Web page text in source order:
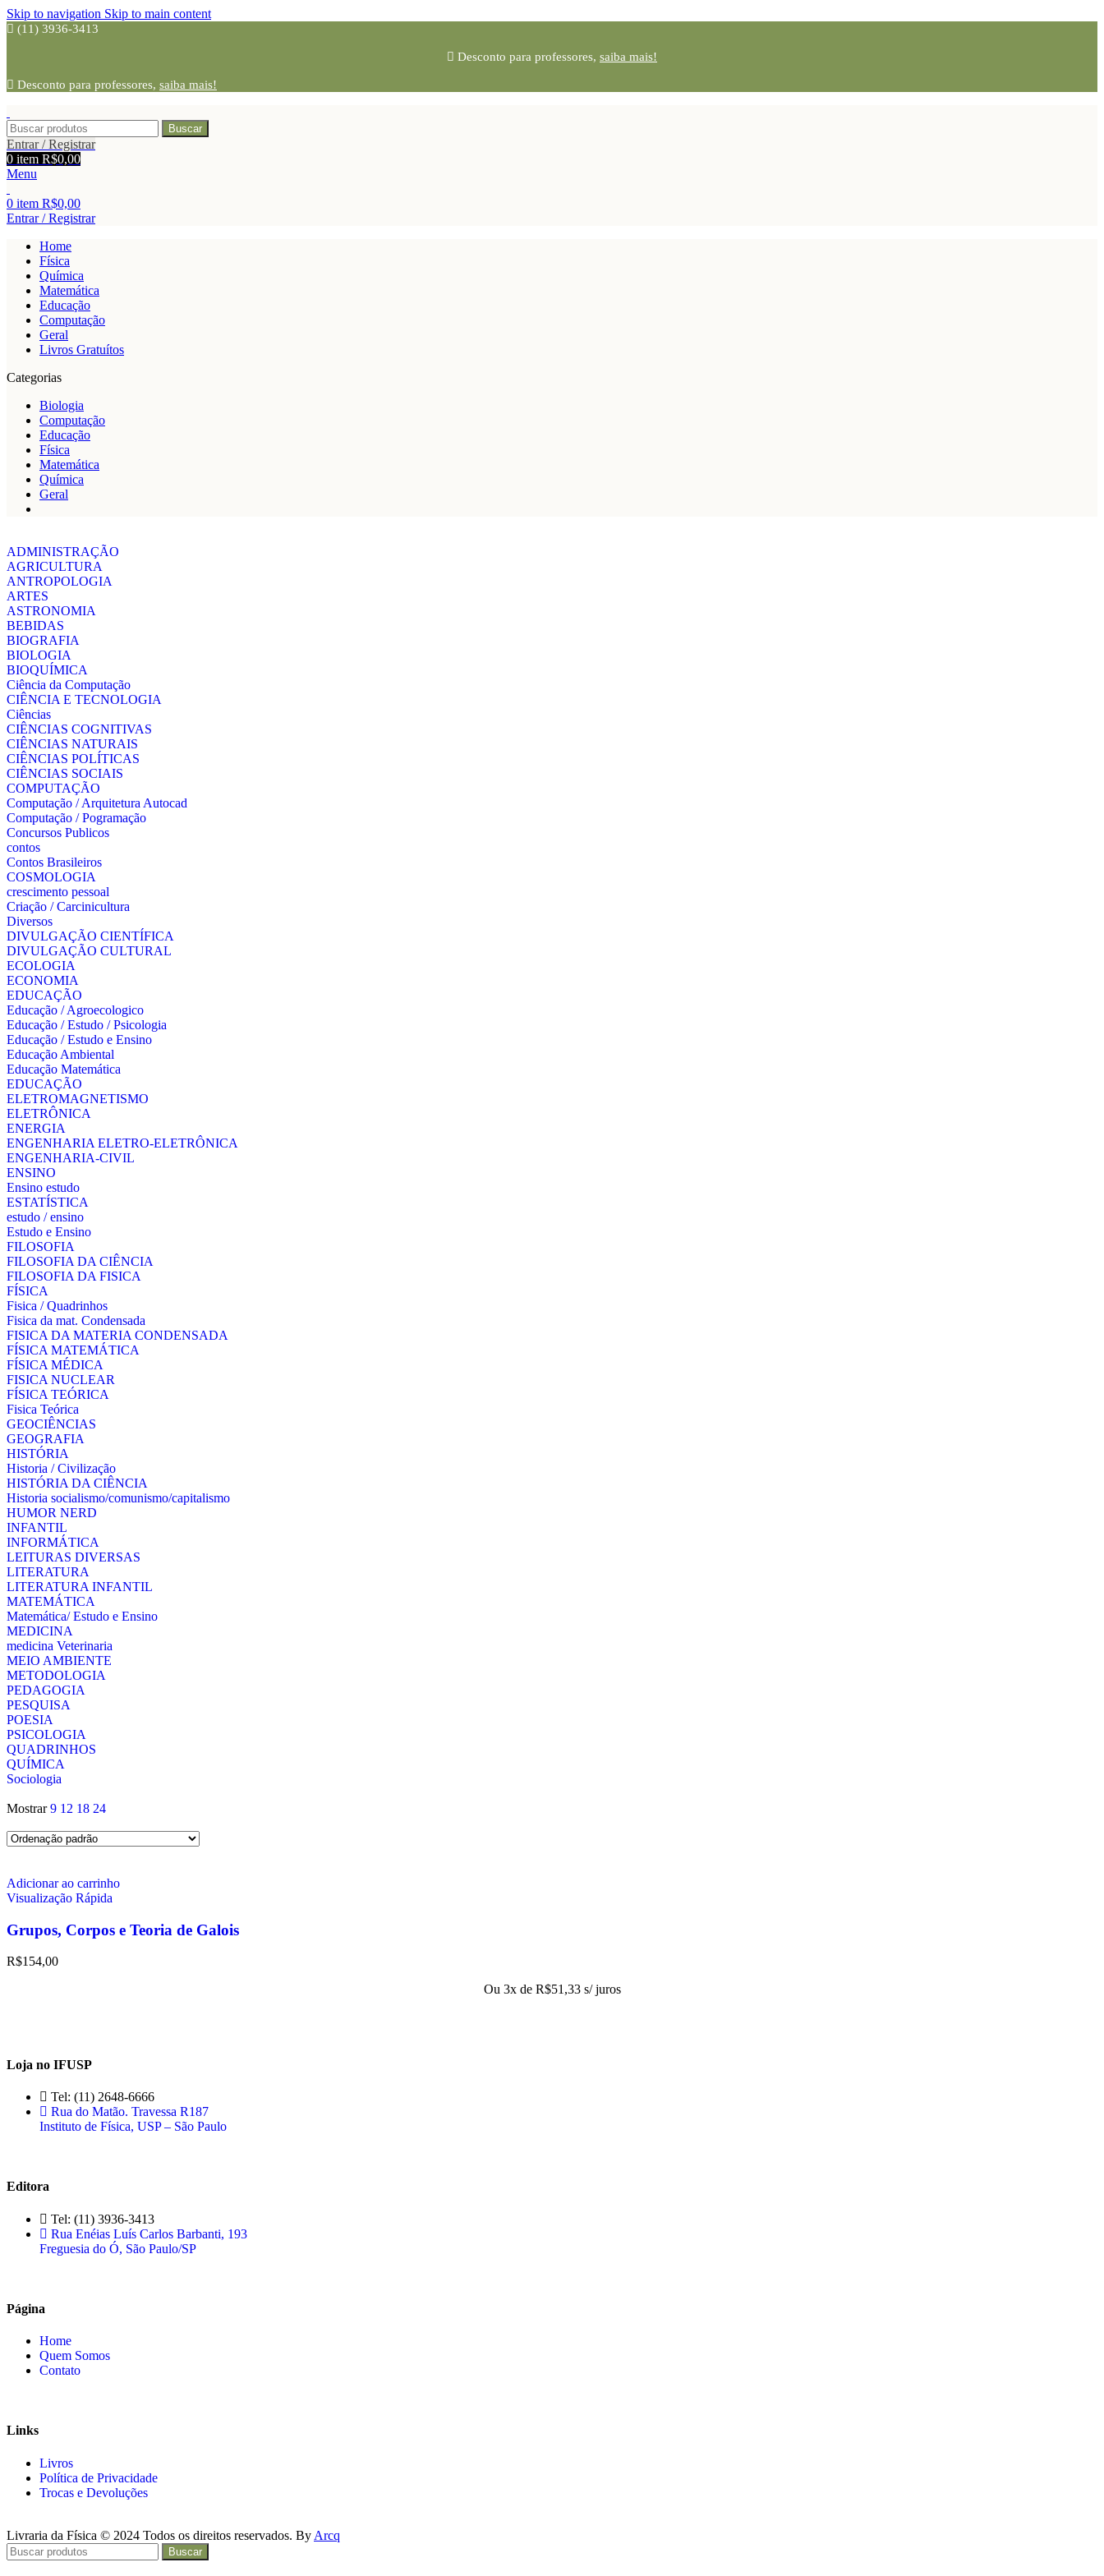
Skip to navigation Skip to main content
(11) 3936-3413
Desconto para professores, saiba mais!
Desconto para professores, saiba mais!
Buscar
Entrar / Registrar
0 item R$0,00
Menu
0 item R$0,00
Entrar / Registrar
Home
Física
Química
Matemática
Educação
Computação
Geral
Livros Gratuítos
Categorias
Biologia
Computação
Educação
Física
Matemática
Química
Geral
ADMINISTRAÇÃO
AGRICULTURA
ANTROPOLOGIA
ARTES
ASTRONOMIA
BEBIDAS
BIOGRAFIA
BIOLOGIA
BIOQUÍMICA
Ciência da Computação
CIÊNCIA E TECNOLOGIA
Ciências
CIÊNCIAS COGNITIVAS
CIÊNCIAS NATURAIS
CIÊNCIAS POLÍTICAS
CIÊNCIAS SOCIAIS
COMPUTAÇÃO
Computação / Arquitetura Autocad
Computação / Pogramação
Concursos Publicos
contos
Contos Brasileiros
COSMOLOGIA
crescimento pessoal
Criação / Carcinicultura
Diversos
DIVULGAÇÃO CIENTÍFICA
DIVULGAÇÃO CULTURAL
ECOLOGIA
ECONOMIA
EDUCAÇÃO
Educação / Agroecologico
Educação / Estudo / Psicologia
Educação / Estudo e Ensino
Educação Ambiental
Educação Matemática
EDUCAÇÃO
ELETROMAGNETISMO
ELETRÔNICA
ENERGIA
ENGENHARIA ELETRO-ELETRÔNICA
ENGENHARIA-CIVIL
ENSINO
Ensino estudo
ESTATÍSTICA
estudo / ensino
Estudo e Ensino
FILOSOFIA
FILOSOFIA DA CIÊNCIA
FILOSOFIA DA FISICA
FÍSICA
Fisica / Quadrinhos
Fisica da mat. Condensada
FISICA DA MATERIA CONDENSADA
FÍSICA MATEMÁTICA
FÍSICA MÉDICA
FISICA NUCLEAR
FÍSICA TEÓRICA
Fisica Teórica
GEOCIÊNCIAS
GEOGRAFIA
HISTÓRIA
Historia / Civilização
HISTÓRIA DA CIÊNCIA
Historia socialismo/comunismo/capitalismo
HUMOR NERD
INFANTIL
INFORMÁTICA
LEITURAS DIVERSAS
LITERATURA
LITERATURA INFANTIL
MATEMÁTICA
Matemática/ Estudo e Ensino
MEDICINA
medicina Veterinaria
MEIO AMBIENTE
METODOLOGIA
PEDAGOGIA
PESQUISA
POESIA
PSICOLOGIA
QUADRINHOS
QUÍMICA
Sociologia
Mostrar9 12 18 24
Adicionar ao carrinho
Visualização Rápida
Grupos, Corpos e Teoria de Galois
R$154,00
Ou 3x de R$51,33 s/ juros
Loja no IFUSP
Tel: (11) 2648-6666
Rua do Matão. Travessa R187
Instituto de Física, USP – São Paulo
Editora
Tel: (11) 3936-3413
Rua Enéias Luís Carlos Barbanti, 193
Freguesia do Ó, São Paulo/SP
Página
Home
Quem Somos
Contato
Links
Livros
Política de Privacidade
Trocas e Devoluções
Livraria da Física © 2024 Todos os direitos reservados. By Arcq
Buscar